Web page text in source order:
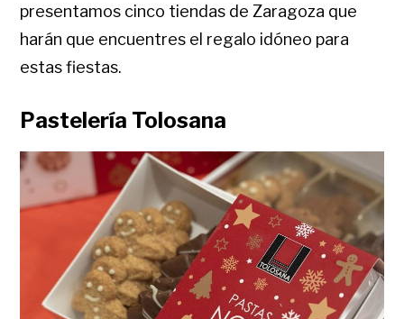
presentamos cinco tiendas de Zaragoza que
harán que encuentres el regalo idóneo para
estas fiestas.
Pastelería Tolosana